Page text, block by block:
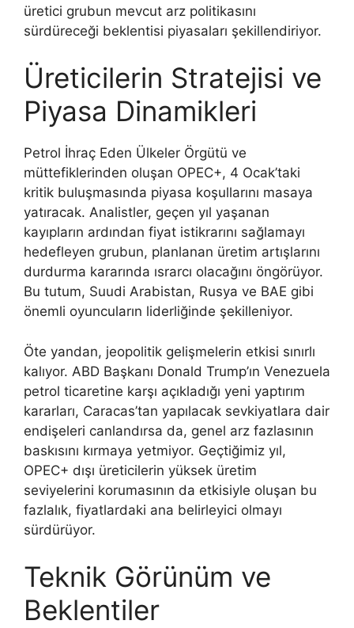
üretici grubun mevcut arz politikasını
sürdüreceği beklentisi piyasaları şekillendiriyor.
Üreticilerin Stratejisi ve
Piyasa Dinamikleri
Petrol İhraç Eden Ülkeler Örgütü ve
müttefiklerinden oluşan OPEC+, 4 Ocak’taki
kritik buluşmasında piyasa koşullarını masaya
yatıracak. Analistler, geçen yıl yaşanan
kayıpların ardından fiyat istikrarını sağlamayı
hedefleyen grubun, planlanan üretim artışlarını
durdurma kararında ısrarcı olacağını öngörüyor.
Bu tutum, Suudi Arabistan, Rusya ve BAE gibi
önemli oyuncuların liderliğinde şekilleniyor.
Öte yandan, jeopolitik gelişmelerin etkisi sınırlı
kalıyor. ABD Başkanı Donald Trump’ın Venezuela
petrol ticaretine karşı açıkladığı yeni yaptırım
kararları, Caracas’tan yapılacak sevkiyatlara dair
endişeleri canlandırsa da, genel arz fazlasının
baskısını kırmaya yetmiyor. Geçtiğimiz yıl,
OPEC+ dışı üreticilerin yüksek üretim
seviyelerini korumasının da etkisiyle oluşan bu
fazlalık, fiyatlardaki ana belirleyici olmayı
sürdürüyor.
Teknik Görünüm ve
Beklentiler